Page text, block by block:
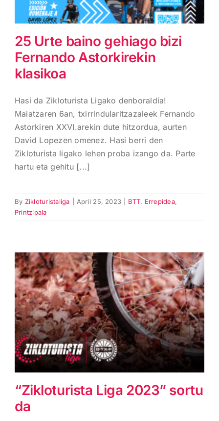
25 Urte baino gehiago bizi
Fernando Astorkirekin
klasikoa
Hasi da Zikloturista Ligako denboraldia!
Maiatzaren 6an, txirrindularitzazaleek Fernando
Astorkiren XXVI.arekin dute hitzordua, aurten
David Lopezen omenez. Hasi berri den
Zikloturista ligako lehen proba izango da. Parte
hartu eta gehitu [...]
By Zikloturistaliga April 25, 2023 BTT, Errepidea,
Printzipala
“Zikloturista Liga 2023”
sortu da
“Zikloturista Liga 2023” sortu
da